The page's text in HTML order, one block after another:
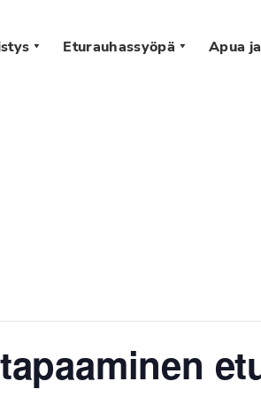
Eturauhassyöpä Apua